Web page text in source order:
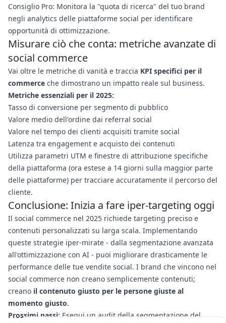
Consiglio Pro: Monitora la "quota di ricerca" del tuo brand
negli analytics delle piattaforme social per identificare
opportunità di ottimizzazione.
Misurare ciò che conta: metriche avanzate di
social commerce
Vai oltre le metriche di vanità e traccia KPI specifici per il
commerce che dimostrano un impatto reale sul business.
Metriche essenziali per il 2025:
Tasso di conversione per segmento di pubblico
Valore medio dell'ordine dai referral social
Valore nel tempo dei clienti acquisiti tramite social
Latenza tra engagement e acquisto dei contenuti
Utilizza parametri UTM e finestre di attribuzione specifiche
della piattaforma (ora estese a 14 giorni sulla maggior parte
delle piattaforme) per tracciare accuratamente il percorso del
cliente.
Conclusione: Inizia a fare iper-targeting oggi
Il social commerce nel 2025 richiede targeting preciso e
contenuti personalizzati su larga scala. Implementando
queste strategie iper-mirate - dalla segmentazione avanzata
all'ottimizzazione con AI - puoi migliorare drasticamente le
performance delle tue vendite social. I brand che vincono nel
social commerce non creano semplicemente contenuti;
creano il contenuto giusto per le persone giuste al
momento giusto.
Prossimi passi: Esegui un audit della segmentazione del